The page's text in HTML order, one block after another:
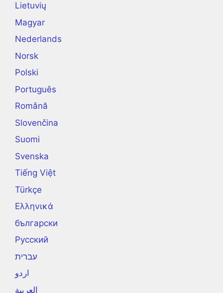
Lietuvių
Magyar
Nederlands
Norsk
Polski
Português
Română
Slovenčina
Suomi
Svenska
Tiếng Việt
Türkçe
Ελληνικά
български
Русский
עברית
اردو
العربية